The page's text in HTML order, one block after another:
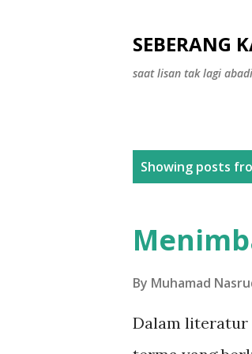
SEBERANG
saat lisan tak lagi abadi
Showing posts
By Muhamad
Dalam literatur